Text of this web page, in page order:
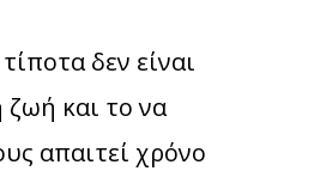
δεν είναι
ζωή και το να
απαιτεί χρόνο